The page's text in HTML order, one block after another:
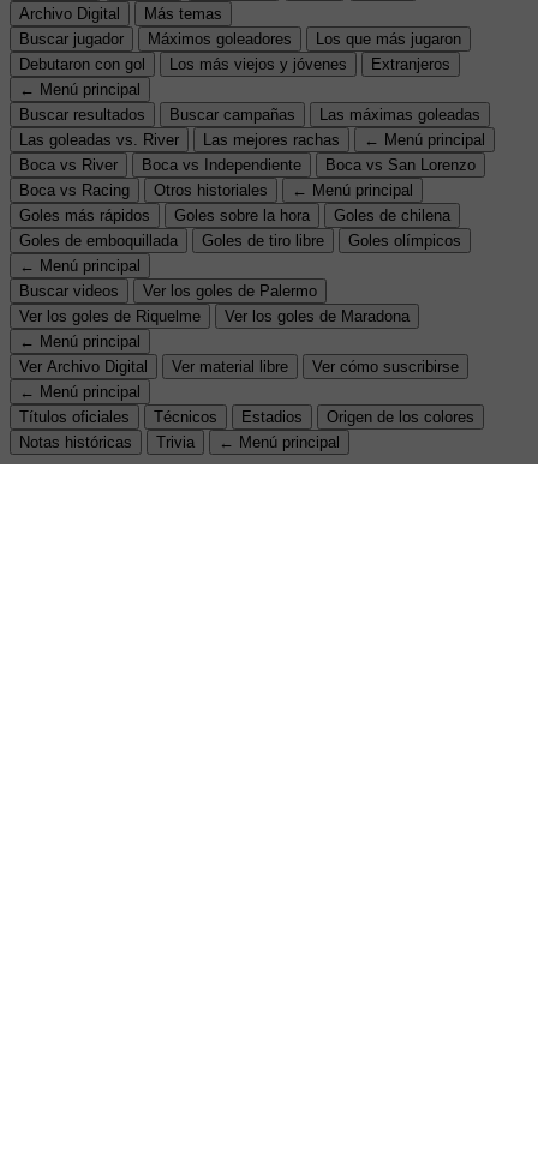
Archivo Digital
Más temas
Buscar jugador
Máximos goleadores
Los que más jugaron
Debutaron con gol
Los más viejos y jóvenes
Extranjeros
← Menú principal
Buscar resultados
Buscar campañas
Las máximas goleadas
Las goleadas vs. River
Las mejores rachas
← Menú principal
Boca vs River
Boca vs Independiente
Boca vs San Lorenzo
Boca vs Racing
Otros historiales
← Menú principal
Goles más rápidos
Goles sobre la hora
Goles de chilena
Goles de emboquillada
Goles de tiro libre
Goles olímpicos
← Menú principal
Buscar videos
Ver los goles de Palermo
Ver los goles de Riquelme
Ver los goles de Maradona
← Menú principal
Ver Archivo Digital
Ver material libre
Ver cómo suscribirse
← Menú principal
Títulos oficiales
Técnicos Estadios
Origen de los colores
Notas históricas
Trivia ← Menú principal